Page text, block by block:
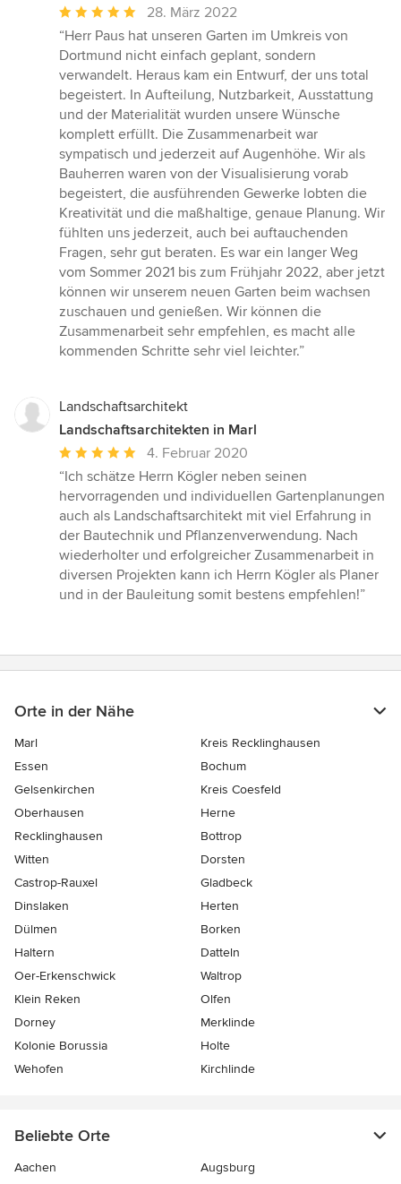
Durchschnittliche
Bewertung:
5
von
5
Sternen
28. März 2022
“Herr Paus hat unseren Garten im Umkreis von
Dortmund nicht einfach geplant, sondern
verwandelt. Heraus kam ein Entwurf, der uns total
begeistert. In Aufteilung, Nutzbarkeit, Ausstattung
und der Materialität wurden unsere Wünsche
komplett erfüllt. Die Zusammenarbeit war
sympatisch und jederzeit auf Augenhöhe. Wir als
Bauherren waren von der Visualisierung vorab
begeistert, die ausführenden Gewerke lobten die
Kreativität und die maßhaltige, genaue Planung. Wir
fühlten uns jederzeit, auch bei auftauchenden
Fragen, sehr gut beraten. Es war ein langer Weg
vom Sommer 2021 bis zum Frühjahr 2022, aber jetzt
können wir unserem neuen Garten beim wachsen
zuschauen und genießen. Wir können die
Zusammenarbeit sehr empfehlen, es macht alle
kommenden Schritte sehr viel leichter.”
Landschaftsarchitekt
Landschaftsarchitekten in Marl
Durchschnittliche
Bewertung:
5
von
5
Sternen
4. Februar 2020
“Ich schätze Herrn Kögler neben seinen
hervorragenden und individuellen Gartenplanungen
auch als Landschaftsarchitekt mit viel Erfahrung in
der Bautechnik und Pflanzenverwendung. Nach
wiederholter und erfolgreicher Zusammenarbeit in
diversen Projekten kann ich Herrn Kögler als Planer
und in der Bauleitung somit bestens empfehlen!”
Orte in der Nähe
Marl
Kreis Recklinghausen
Essen
Bochum
Gelsenkirchen
Kreis Coesfeld
Oberhausen
Herne
Recklinghausen
Bottrop
Witten
Dorsten
Castrop-Rauxel
Gladbeck
Dinslaken
Herten
Dülmen
Borken
Haltern
Datteln
Oer-Erkenschwick
Waltrop
Klein Reken
Olfen
Dorney
Merklinde
Kolonie Borussia
Holte
Wehofen
Kirchlinde
Beliebte Orte
Aachen
Augsburg